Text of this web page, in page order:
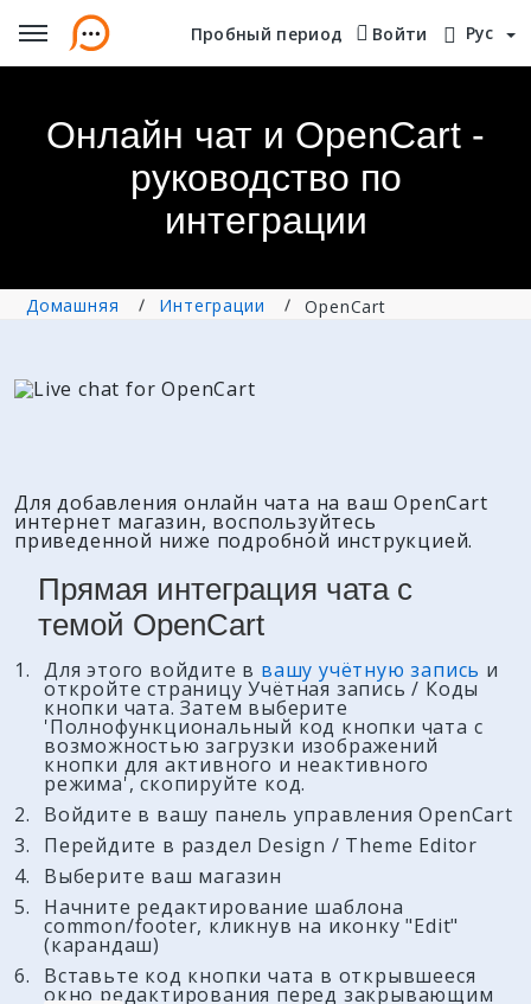
Пробный период
Пробный период Войти
Войти Рус
Онлайн чат и OpenCart -
руководство по
интеграции
Домашняя Интеграции OpenCart
Для добавления онлайн чата на ваш OpenCart
интернет магазин, воспользуйтесь
приведенной ниже подробной инструкцией.
Прямая интеграция чата с
темой OpenCart
Для этого войдите в вашу учётную запись и
откройте страницуУчётная запись / Коды
кнопки чата. Затем выберите
'Полнофункциональный код кнопки чата с
возможностью загрузки изображений
кнопки для активного и неактивного
режима', скопируйте код.
Войдите в вашу панель управления OpenCart
Перейдите в раздел Design / Theme Editor
Выберите ваш магазин
Начните редактирование шаблона
common/footer, кликнув на иконку"Edit"
(карандаш)
Вставьте код кнопки чата в открывшееся
окно редактирования перед закрывающим